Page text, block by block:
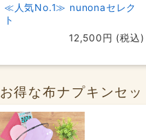
≪人気No.1≫ nunonaセレク
ト
12,500円 (税込)
お得な布ナプキンセッ